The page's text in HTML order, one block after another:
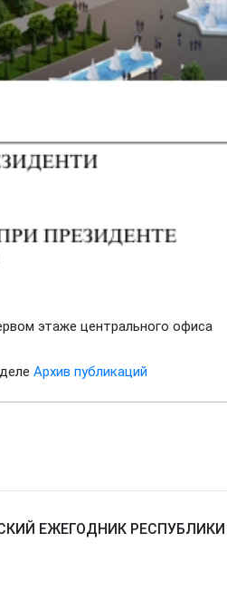
этаже центрального офиса
Архив публикаций
ЕЖЕГОДНИК РЕСПУБЛИКИ